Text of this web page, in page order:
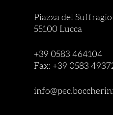
Piazza del Suffragio
55100 Lucca
+39 0583 464104
Fax: +39 0583